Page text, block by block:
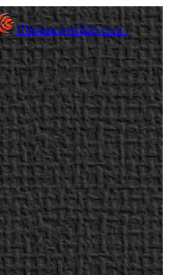
Elsotanoperdido.com -